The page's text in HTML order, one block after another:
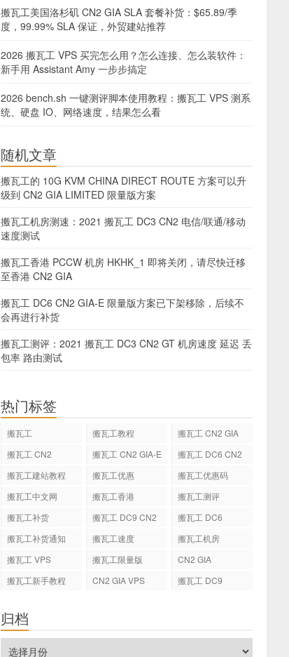
搬瓦工美国洛杉矶 CN2 GIA SLA 套餐补货：$65.89/季
度，99.99% SLA 保证，外贸建站推荐
2026 搬瓦工 VPS 买完怎么用？怎么连接、怎么装软件：
新手用 Assistant Amy 一步步搞定
2026 bench.sh 一键测评脚本使用教程：搬瓦工 VPS 测系
统、硬盘 IO、网络速度，结果怎么看
随机文章
搬瓦工的 10G KVM CHINA DIRECT ROUTE 方案可以升
级到 CN2 GIA LIMITED 限量版方案
搬瓦工机房测速：2021 搬瓦工 DC3 CN2 电信/联通/移动
速度测试
搬瓦工香港 PCCW 机房 HKHK_1 即将关闭，请尽快迁移
至香港 CN2 GIA
搬瓦工 DC6 CN2 GIA-E 限量版方案已下架移除，后续不
会再进行补货
搬瓦工测评：2021 搬瓦工 DC3 CN2 GT 机房速度 延迟 丢
包率 路由测试
热门标签
搬瓦工 搬瓦工教程
搬瓦工 CN2 GIA
搬瓦工 CN2
搬瓦工 CN2 GIA-E
搬瓦工 DC6 CN2
搬瓦工建站教程 搬瓦工优惠
搬瓦工优惠码
搬瓦工中文网
搬瓦工香港
搬瓦工测评
搬瓦工补货
搬瓦工 DC9 CN2
搬瓦工 DC6
搬瓦工补货通知
搬瓦工速度
搬瓦工机房
搬瓦工 VPS
搬瓦工限量版
CN2 GIA
搬瓦工新手教程
CN2 GIA VPS 搬瓦工 DC9
归档